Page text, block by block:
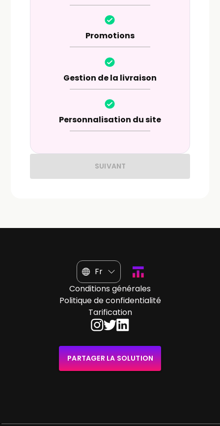
Promotions
Gestion de la livraison
Personnalisation du site
SUIVANT
Fr
Conditions générales
Politique de confidentialité
Tarification
PARTAGER LA SOLUTION